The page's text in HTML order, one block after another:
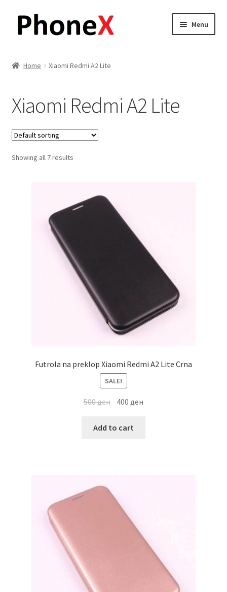
Skip
Skip
Menu
Blog
Sample Page
Детали за испорака
Сервис за мобилни телефони
Home Xiaomi Redmi A2 Lite
Xiaomi Redmi A2 Lite
Showing all 7 results
Futrola na preklop Xiaomi Redmi A2 Lite Crna
SALE!
500ден 400ден
Add to cart